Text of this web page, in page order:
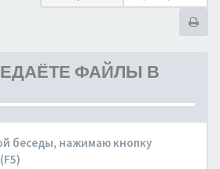
ФАЙЛЫ В
беседы, нажимаю кнопку